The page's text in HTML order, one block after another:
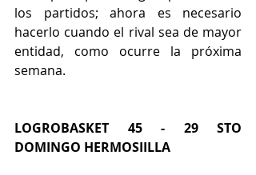
los partidos; ahora es necesario
hacerlo cuando el rival sea de mayor
entidad, como ocurre la próxima
semana.
LOGROBASKET 45 - 29 STO
DOMINGO HERMOSIILLA